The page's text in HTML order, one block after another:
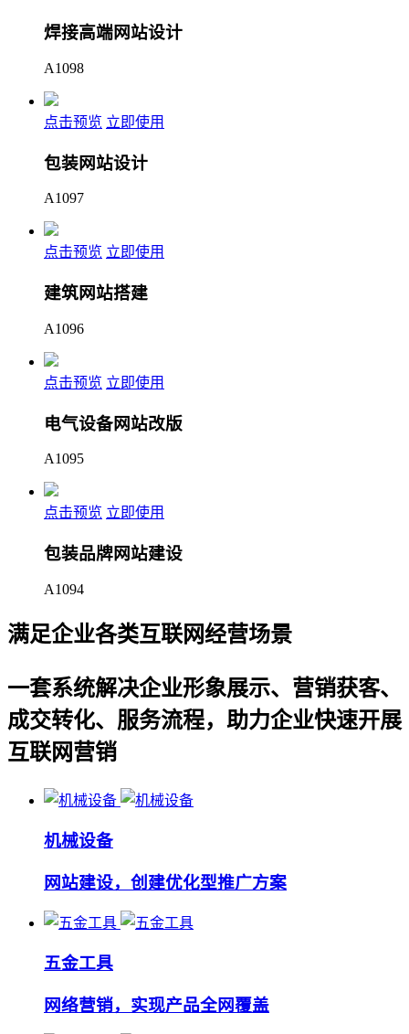
焊接高端网站设计
A1098
点击预览 立即使用
包装网站设计
A1097
点击预览 立即使用
建筑网站搭建
A1096
点击预览 立即使用
电气设备网站改版
A1095
点击预览 立即使用
包装品牌网站建设
A1094
满足企业各类互联网经营场景
一套系统解决企业形象展示、营销获客、
成交转化、服务流程，助力企业快速开展
互联网营销
机械设备
网站建设，创建优化型推广方案
五金工具
网络营销，实现产品全网覆盖